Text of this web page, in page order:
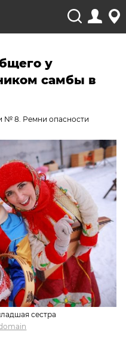
у
самбы в
№ 8. Ремни опасности
сестра